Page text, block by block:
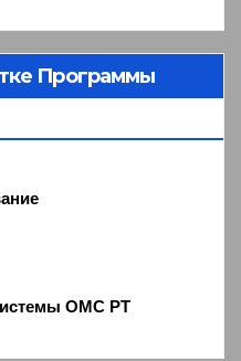
Программы
ОМС РТ